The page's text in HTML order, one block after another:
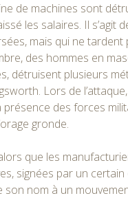
de machines sont
les salaires. Il s’agit
mais qui ne
des hommes en
détruisent plusieurs
Lors de
présence des forces
gronde.
alors que les
signées par un certain
son nom à un